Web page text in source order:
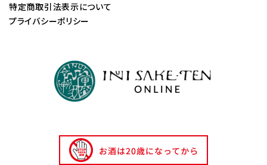
特定商取引法表示について
プライバシーポリシー